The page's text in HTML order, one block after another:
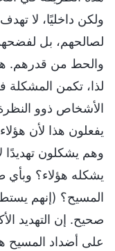
ولكن داخليًا، لا
لصالحهم، بل
والحط من قدرهم.
لذا، تكمن
الأشخاص ذوو
يفعلون هذا لأن
وهم يشكلون تهديدًا
يشكله هؤلاء؟
المسيح؟ (إنهم
صحيح. إن التهديد
على أضداد المسيح